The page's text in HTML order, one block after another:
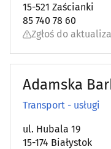
15-521 Zaścianki
85 740 78 60
Zgłoś do
Adamska
Transport - usługi
ul. Hubala 19
15-174 Białystok